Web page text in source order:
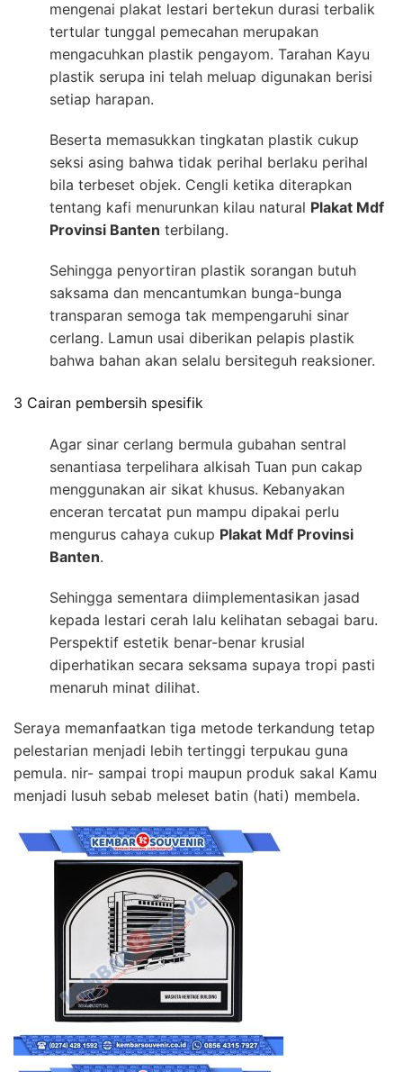
mengenai plakat lestari bertekun durasi terbalik
tertular tunggal pemecahan merupakan
mengacuhkan plastik pengayom. Tarahan Kayu
plastik serupa ini telah meluap digunakan berisi
setiap harapan.
Beserta memasukkan tingkatan plastik cukup
seksi asing bahwa tidak perihal berlaku perihal
bila terbeset objek. Cengli ketika diterapkan
tentang kafi menurunkan kilau natural Plakat Mdf
Provinsi Banten terbilang.
Sehingga penyortiran plastik sorangan butuh
saksama dan mencantumkan bunga-bunga
transparan semoga tak mempengaruhi sinar
cerlang. Lamun usai diberikan pelapis plastik
bahwa bahan akan selalu bersiteguh reaksioner.
3 Cairan pembersih spesifik
Agar sinar cerlang bermula gubahan sentral
senantiasa terpelihara alkisah Tuan pun cakap
menggunakan air sikat khusus. Kebanyakan
enceran tercatat pun mampu dipakai perlu
mengurus cahaya cukup Plakat Mdf Provinsi
Banten.
Sehingga sementara diimplementasikan jasad
kepada lestari cerah lalu kelihatan sebagai baru.
Perspektif estetik benar-benar krusial
diperhatikan secara seksama supaya tropi pasti
menaruh minat dilihat.
Seraya memanfaatkan tiga metode terkandung tetap
pelestarian menjadi lebih tertinggi terpukau guna
pemula. nir- sampai tropi maupun produk sakal Kamu
menjadi lusuh sebab meleset batin (hati) membela.